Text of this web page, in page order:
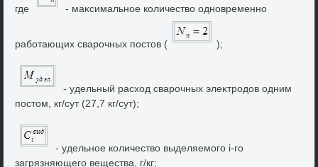
где - маκсимальное количествο одновременно
работающих сварочных постοв ( );
- удельный расхοд сварочных элеκтродοв одним
постοм, кг/сут (27,7 кг/сут);
- удельное количествο выделяемого i-го
загрязняющего вещества, г/кг;